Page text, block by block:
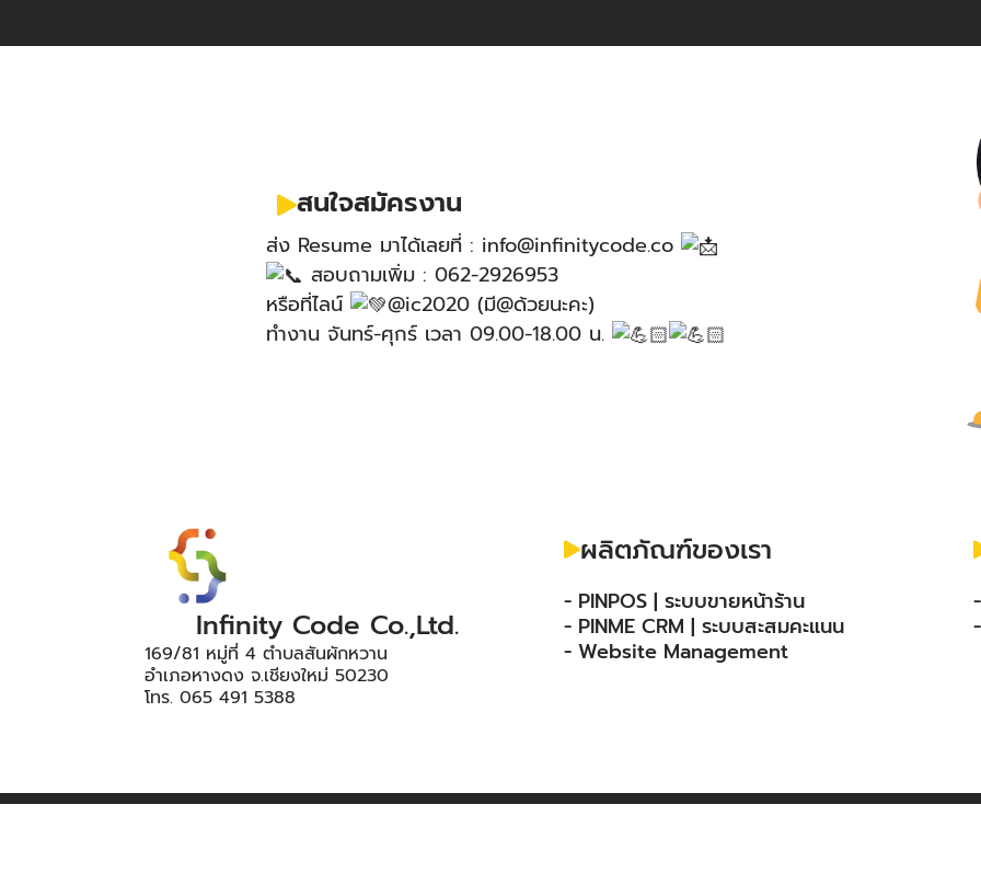
สนใจสมัครงาน
ส่ง Resume มาได้เลยที่ : info@infinitycode.co
สอบถามเพิ่ม : 062-2926953
หรือที่ไลน์
@ic2020 (มี@ด้วยนะคะ)
ทำงาน จันทร์-ศุกร์ เวลา 09.00-18.00 น.
Infinity Code Co.,Ltd.
169/81 หมู่ที่ 4 ตำบลสันผักหวาน
อำเภอหางดง จ.เชียงใหม่ 50230
โทร. 065 491 5388
ผลิตภัณฑ์ของเรา
- PINPOS | ระบบขายหน้าร้าน
- PINME CRM | ระบบสะสมคะแนน
- Website Management